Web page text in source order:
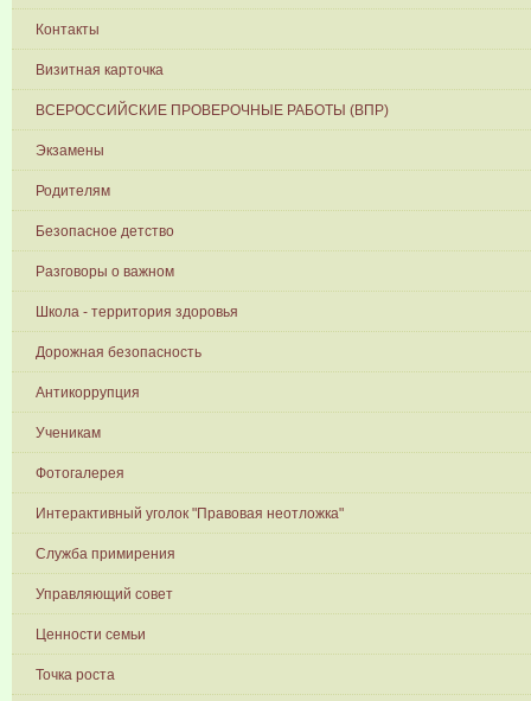
Контакты
Визитная карточка
ВСЕРОССИЙСКИЕ ПРОВЕРОЧНЫЕ РАБОТЫ (ВПР)
Экзамены
Родителям
Безопасное детство
Разговоры о важном
Школа - территория здоровья
Дорожная безопасность
Антикоррупция
Ученикам
Фотогалерея
Интерактивный уголок "Правовая неотложка"
Служба примирения
Управляющий совет
Ценности семьи
Точка роста